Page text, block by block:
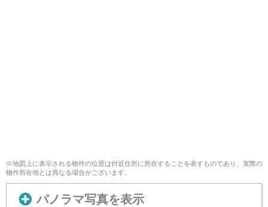
※地図上に表示される物件の位置は付近住所に所在することを表すものであり、実際の
物件所在地とは異なる場合がございます。
パノラマ写真を表示